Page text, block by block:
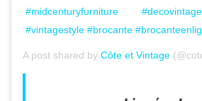
#midcenturyfurniture
#vintagestyle #brocante
A post shared by Côte et Vintage